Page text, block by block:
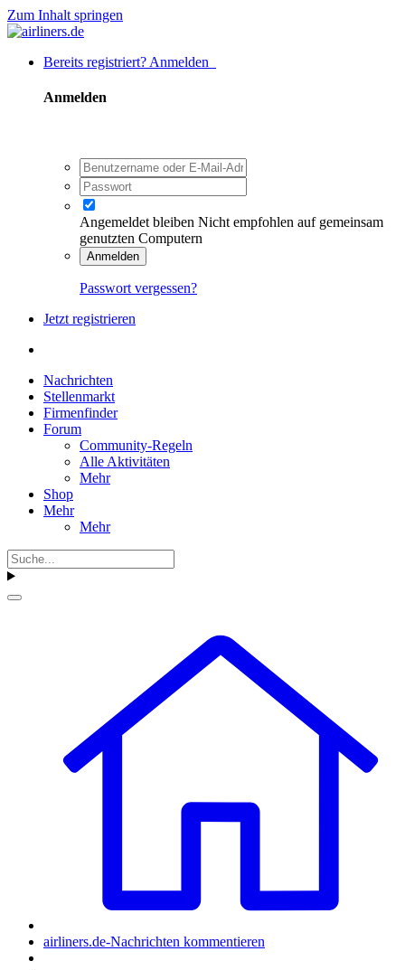
Zum Inhalt springen
Bereits registriert? Anmelden
Anmelden
Angemeldet bleiben Nicht empfohlen auf gemeinsam
genutzten Computern
Anmelden
Passwort vergessen?
Jetzt registrieren
Nachrichten
Stellenmarkt
Firmenfinder
Forum
Community-Regeln
Alle Aktivitäten
Mehr
Shop
Mehr
Mehr
airliners.de-Nachrichten kommentieren